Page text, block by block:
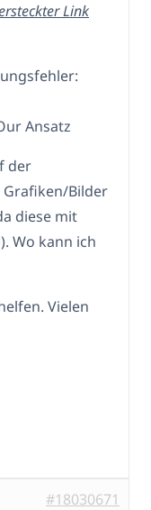
Link
Ansatz
der
Grafiken/Bilder
diese mit
Wo kann ich
Vielen
#18030671